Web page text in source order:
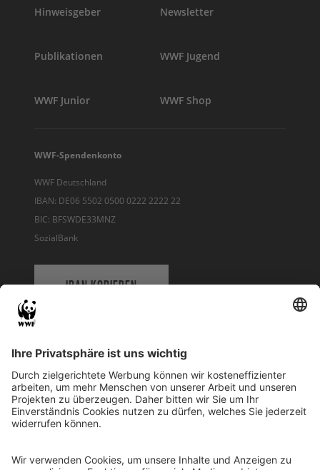
Hinweisgeber Newsletter
Publikationen WWF Jugend
WWF Junior WWF Shop
WWF-Spendenkonto
WWF Deutschland
IBAN: DE06 5502 0500 0222 2222 22
BIC: BFSWDE33MNZ
SozialBank
IBAN KOPIEREN
WWF Deutschland
Reinhardtstr. 18
10117 Berlin